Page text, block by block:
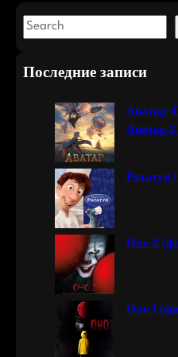
S
a
Последние записи
Аватар:
Аватар
Рататуй
Оно 2
Оно 1